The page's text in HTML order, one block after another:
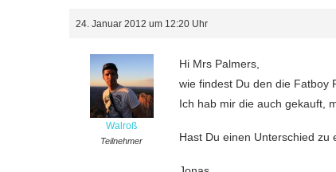
24. Januar 2012 um 12:20 Uhr
Walroß
Teilnehmer
Hi Mrs Palmers,
wie findest Du den die Fatboy
Ich hab mir die auch gekauft,
Hast Du einen Unterschied